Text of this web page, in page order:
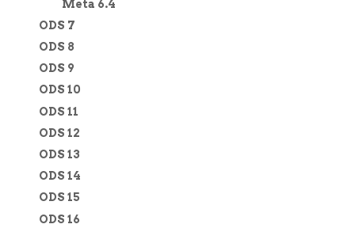
Meta 6.4
ODS 7
ODS 8
ODS 9
ODS 10
ODS 11
ODS 12
ODS 13
ODS 14
ODS 15
ODS 16